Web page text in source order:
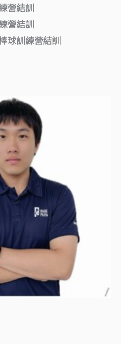
營結訓
營結訓
球訓練營結訓